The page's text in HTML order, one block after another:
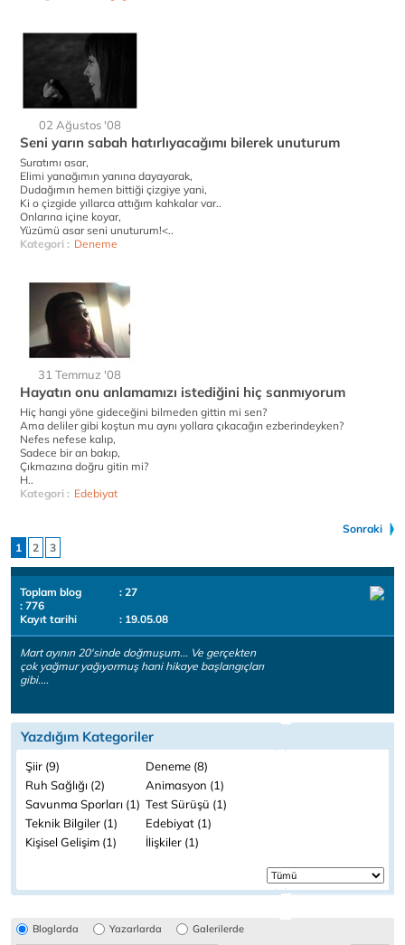
02 Ağustos '08
Seni yarın sabah hatırlıyacağımı bilerek unuturum
Suratımı asar,
Elimi yanağımın yanına dayayarak,
Dudağımın hemen bittiği çizgiye yani,
Ki o çizgide yıllarca attığım kahkalar var..
Onlarına içine koyar,
Yüzümü asar seni unuturum!<..
Kategori : Deneme
31 Temmuz '08
Hayatın onu anlamamızı istediğini hiç sanmıyorum
Hiç hangi yöne gideceğini bilmeden gittin mi sen?
Ama deliler gibi koştun mu aynı yollara çıkacağın ezberindeyken?
Nefes nefese kalıp,
Sadece bir an bakıp,
Çıkmazına doğru gitin mi?
H..
Kategori : Edebiyat
Sonraki
1
2 3
Toplam blog
: 27
: 776
Kayıt tarihi
: 19.05.08
Mart ayının 20'sinde doğmuşum... Ve gerçekten
çok yağmur yağıyormuş hani hikaye başlangıçları
gibi....
Yazdığım Kategoriler
Şiir (9)
Deneme (8)
Ruh Sağlığı (2)
Animasyon (1)
Savunma Sporları (1) Test Sürüşü (1)
Teknik Bilgiler (1)
Edebiyat (1)
Kişisel Gelişim (1)
İlişkiler (1)
Bloglarda Yazarlarda Galerilerde